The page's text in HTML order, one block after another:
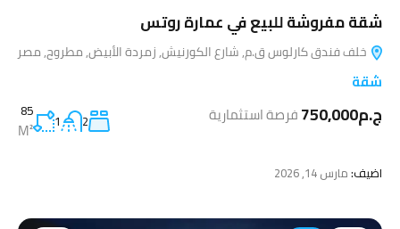
شقة مفروشة للبيع في عمارة روتس
خلف فندق كارلوس ق.م, شارع الكورنيش, زمردة الأبيض, مطروح, مصر
شقة
ج.م750,000 فرصة استثمارية 2
1
85
M²
اضيف:مارس 14, 2026